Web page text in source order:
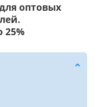
оптовых
25%